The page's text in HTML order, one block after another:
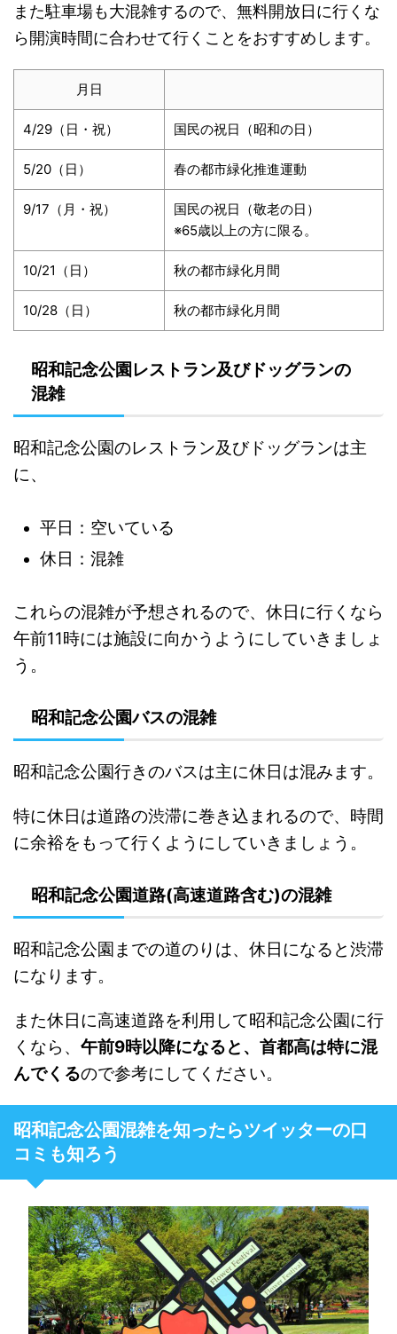
また駐車場も大混雑するので、無料開放日に行くな
ら開演時間に合わせて行くことをおすすめします。
月日
4/29（日・祝） 国民の祝日（昭和の日）
5/20（日） 春の都市緑化推進運動
9/17（月・祝）
国民の祝日（敬老の日）
※65歳以上の方に限る。
10/21（日） 秋の都市緑化月間
10/28（日） 秋の都市緑化月間
昭和記念公園レストラン及びドッグランの
混雑
昭和記念公園のレストラン及びドッグランは主
に、
平日：空いている
休日：混雑
これらの混雑が予想されるので、休日に行くなら
午前11時には施設に向かうようにしていきましょ
う。
昭和記念公園バスの混雑
昭和記念公園行きのバスは主に休日は混みます。
特に休日は道路の渋滞に巻き込まれるので、時間
に余裕をもって行くようにしていきましょう。
昭和記念公園道路(高速道路含む)の混雑
昭和記念公園までの道のりは、休日になると渋滞
になります。
また休日に高速道路を利用して昭和記念公園に行
くなら、 午前9時以降になると、首都高は特に混
んでくるので参考にしてください。
昭和記念公園混雑を知ったらツイッターの口
コミも知ろう